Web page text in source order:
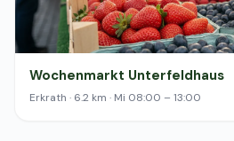
Wochenmarkt Unterfeldhaus
Erkrath · 6.2 km · Mi 08:00 – 13:00